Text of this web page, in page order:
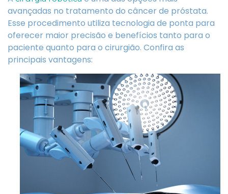
avançadas no tratamento do câncer de próstata.
Esse procedimento utiliza tecnologia de ponta para
oferecer maior precisão e benefícios tanto para o
paciente quanto para o cirurgião. Confira as
principais vantagens: